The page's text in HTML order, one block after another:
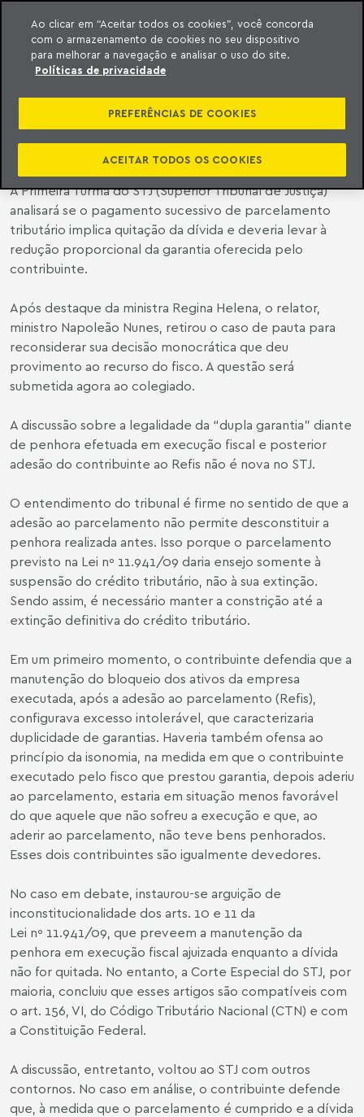
o conteúdo
Meyer
PODE LEVANTAR GARANTIA À
MEDIDA QUE PAGA DÍVIDA
A Primeira Turma do STJ (Superior Tribunal de Justiça)
analisará se o pagamento sucessivo de parcelamento
tributário implica quitação da dívida e deveria levar à
redução proporcional da garantia oferecida pelo
contribuinte.
Após destaque da ministra Regina Helena, o relator,
ministro Napoleão Nunes, retirou o caso de pauta para
reconsiderar sua decisão monocrática que deu
provimento ao recurso do fisco. A questão será
submetida agora ao colegiado.
A discussão sobre a legalidade da “dupla garantia” diante
de penhora efetuada em execução fiscal e posterior
adesão do contribuinte ao Refis não é nova no STJ.
O entendimento do tribunal é firme no sentido de que a
adesão ao parcelamento não permite desconstituir a
penhora realizada antes. Isso porque o parcelamento
previsto na Lei nº 11.941/09 daria ensejo somente à
suspensão do crédito tributário, não à sua extinção.
Sendo assim, é necessário manter a constrição até a
extinção definitiva do crédito tributário.
Em um primeiro momento, o contribuinte defendia que a
manutenção do bloqueio dos ativos da empresa
executada, após a adesão ao parcelamento (Refis),
configurava excesso intolerável, que caracterizaria
duplicidade de garantias. Haveria também ofensa ao
princípio da isonomia, na medida em que o contribuinte
executado pelo fisco que prestou garantia, depois aderiu
ao parcelamento, estaria em situação menos favorável
do que aquele que não sofreu a execução e que, ao
aderir ao parcelamento, não teve bens penhorados.
Esses dois contribuintes são igualmente devedores.
No caso em debate, instaurou-se arguição de
inconstitucionalidade dos arts. 10 e 11 da
Lei nº 11.941/09, que preveem a manutenção da
penhora em execução fiscal ajuizada enquanto a dívida
não for quitada. No entanto, a Corte Especial do STJ, por
maioria, concluiu que esses artigos são compatíveis com
o art. 156, VI, do Código Tributário Nacional (CTN) e com
a Constituição Federal.
A discussão, entretanto, voltou ao STJ com outros
contornos. No caso em análise, o contribuinte defende
que, à medida que o parcelamento é cumprido e a dívida
Ao clicar em “Aceitar todos os cookies”, você concorda
com o armazenamento de cookies no seu dispositivo
para melhorar a navegação e analisar o uso do site.
Políticas de privacidade
PREFERÊNCIAS DE COOKIES
ACEITAR TODOS OS COOKIES